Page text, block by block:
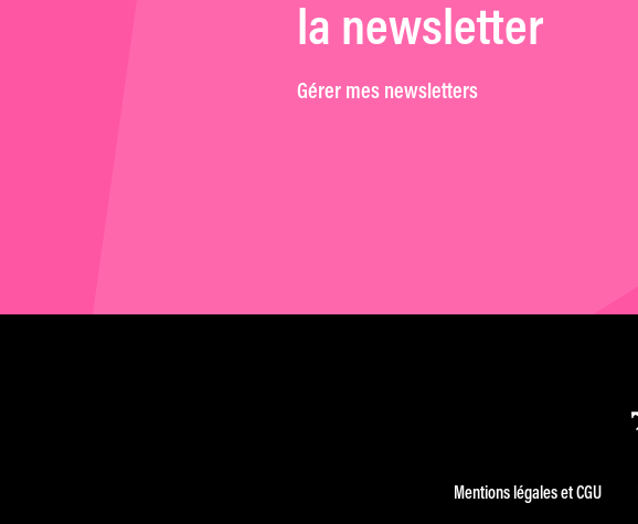
la newsletter
Gérer mes newsletters
Mentions légales et CGU